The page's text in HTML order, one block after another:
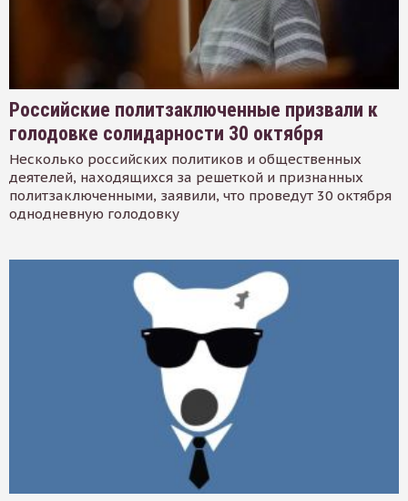
Российские политзаключенные призвали к
голодовке солидарности 30 октября
Несколько российских политиков и общественных
деятелей, находящихся за решеткой и признанных
политзаключенными, заявили, что проведут 30 октября
однодневную голодовку